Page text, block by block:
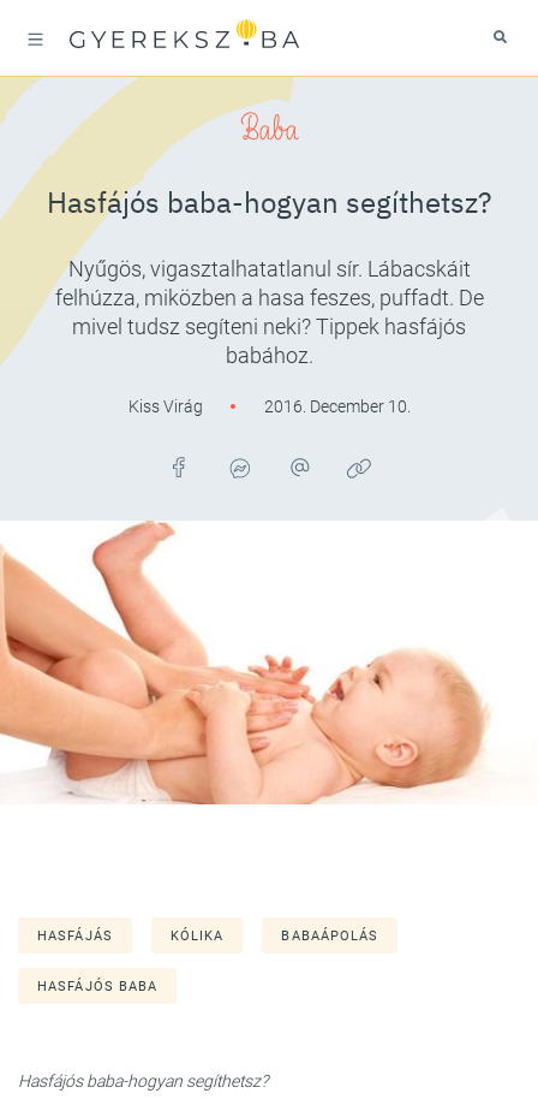
Baba
Hasfájós baba-hogyan segíthetsz?
Nyűgös, vigasztalhatatlanul sír. Lábacskáit
felhúzza, miközben a hasa feszes, puffadt. De
mivel tudsz segíteni neki? Tippek hasfájós
babához.
Kiss Virág 2016. December 10.
HASFÁJÁS KÓLIKA BABAÁPOLÁS
HASFÁJÓS BABA
Hasfájós baba-hogyan segíthetsz?